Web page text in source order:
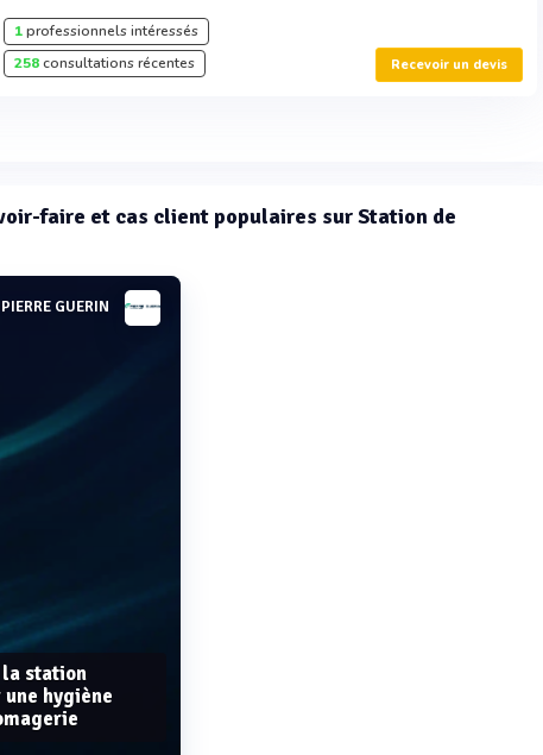
1professionnels intéressés
258consultations récentes Recevoir un devis
faire et cas client populaires sur Station de
PIERRE GUERIN
station
hygiène